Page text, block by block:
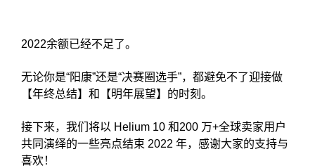
2022余额已经不足了。
无论你是“阳康”还是“决赛圈选手”，都避免不了迎接做
【年终总结】和【明年展望】的时刻。
接下来，我们将以 Helium 10 和200 万+全球卖家用户
共同演绎的一些亮点结束 2022 年，感谢大家的支持与
喜欢！